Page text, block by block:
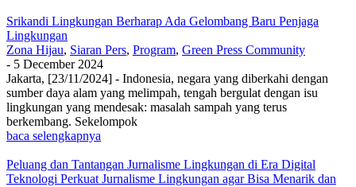
Srikandi Lingkungan Berharap Ada Gelombang Baru Penjaga
Lingkungan
Zona Hijau, Siaran Pers, Program, Green Press Community
- 5 December 2024
Jakarta, [23/11/2024] - Indonesia, negara yang diberkahi dengan
sumber daya alam yang melimpah, tengah bergulat dengan isu
lingkungan yang mendesak: masalah sampah yang terus
berkembang. Sekelompok
baca selengkapnya
Peluang dan Tantangan Jurnalisme Lingkungan di Era Digital
Teknologi Perkuat Jurnalisme Lingkungan agar Bisa Menarik dan